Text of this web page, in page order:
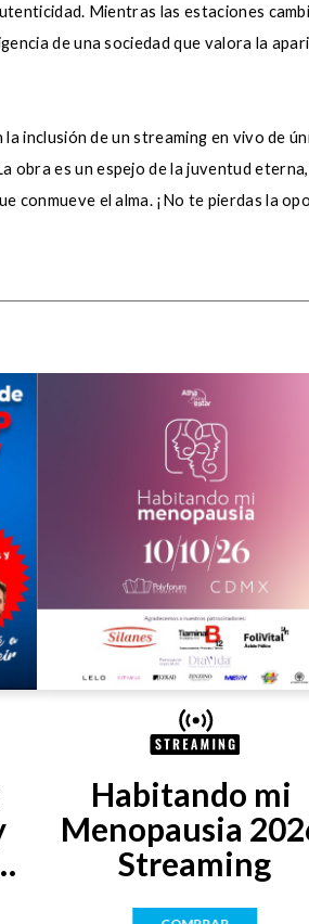
Mientras las estaciones
de una sociedad que valora la
inclusión de un streaming en vivo de
obra es un espejo de la juventud
conmueve el alma. ¡No te pierdas la
Habitando mi
Menopausia
Streaming